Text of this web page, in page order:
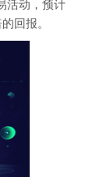
活动，预计
回报。